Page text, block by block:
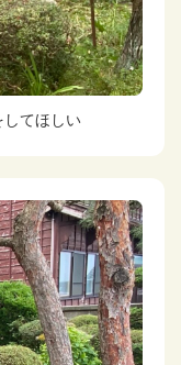
てほしい